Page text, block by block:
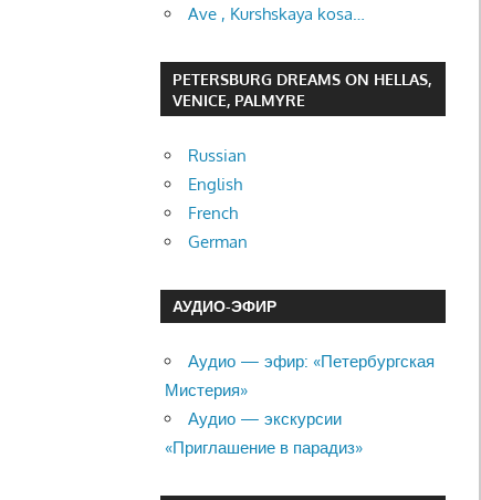
Ave , Kurshskaya kosa…
PETERSBURG DREAMS ON HELLAS,
VENICE, PALMYRE
Russian
English
French
German
АУДИО-ЭФИР
Аудио — эфир: «Петербургская
Мистерия»
Аудио — экскурсии
«Приглашение в парадиз»